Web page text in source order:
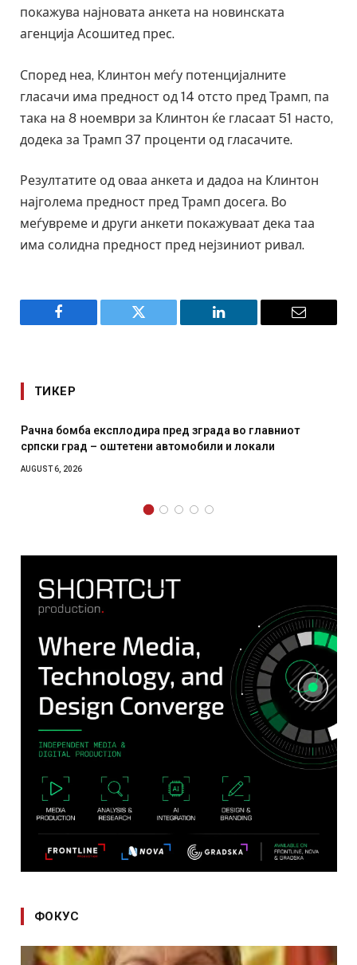
покажува најновата анкета на новинската
агенција Асошитед прес.
Според неа, Клинтон меѓу потенцијалните
гласачи има предност од 14 отсто пред Трамп, па
така на 8 ноември за Клинтон ќе гласаат 51 насто,
додека за Трамп 37 проценти од гласачите.
Резултатите од оваа анкета и дадоа на Клинтон
најголема предност пред Трамп досега. Во
меѓувреме и други анкети покажуваат дека таа
има солидна предност пред нејзиниот ривал.
Facebook Twitter LinkedIn Email
ТИКЕР
Рачна бомба експлодира пред зграда во главниот
српски град – оштетени автомобили и локали
AUGUST 6, 2026
ФОКУС